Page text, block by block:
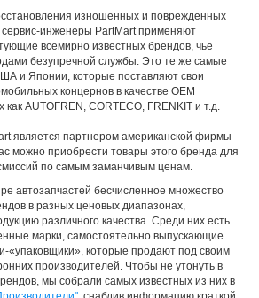
изношенных и поврежденных
сервис-инженеры PartMart применяют
всемирно известных брендов, чье
безупречной службы. Это те же самые
и Японии, которые поставляют свои
концернов в качестве ОЕМ
как AUTOFREN, CORTECO, FRENKIT и т.д.
является партнером американской фирмы
можно приобрести товары этого бренда для
по самым заманчивым ценам.
автозапчастей бесчисленное множество
в разных ценовых диапазонах,
различного качества. Среди них есть
марки, самостоятельно выпускающие
«упаковщики», которые продают под своим
производителей. Чтобы не утонуть в
мы собрали самых известных из них в